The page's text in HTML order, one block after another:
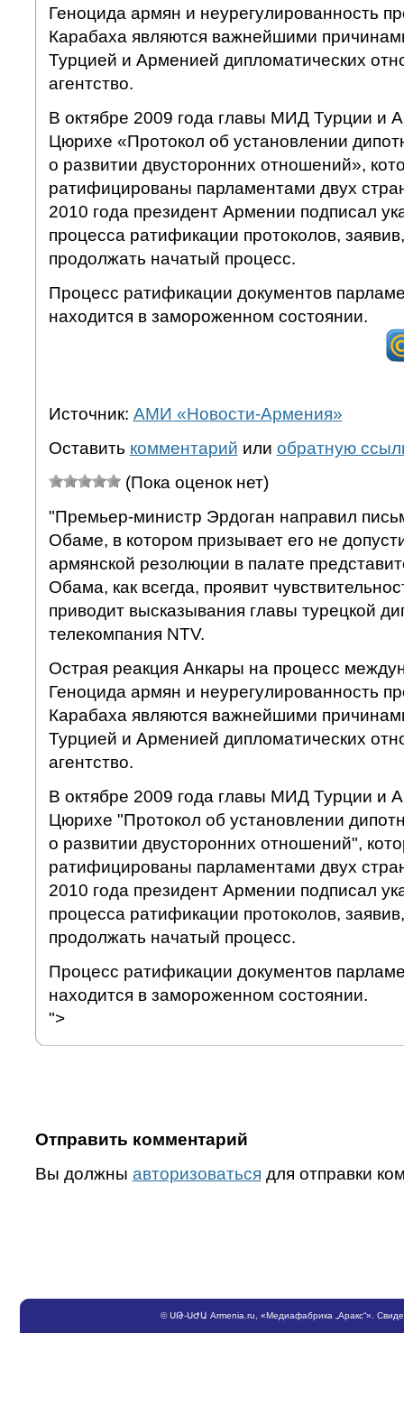
Геноцида армян и неурегулированность
Карабаха являются важнейшими
Турцией и Арменией дипломатических
агентство.
В октябре 2009 года главы МИД Турции и
Цюрихе «Протокол об установлении
о развитии двусторонних отношений»,
ратифицированы парламентами двух
2010 года президент Армении подписал
процесса ратификации протоколов,
продолжать начатый процесс.
Процесс ратификации документов
находится в замороженном состоянии.
Источник: АМИ «Новости-Армения»
Оставить комментарий или обратную
(Пока оценок нет)
"Премьер-министр Эрдоган направил
Обаме, в котором призывает его не
армянской резолюции в палате
Обама, как всегда, проявит
приводит высказывания главы турецкой
телекомпания NTV.
Острая реакция Анкары на процесс
Геноцида армян и неурегулированность
Карабаха являются важнейшими
Турцией и Арменией дипломатических
агентство.
В октябре 2009 года главы МИД Турции и
Цюрихе "Протокол об установлении
о развитии двусторонних отношений",
ратифицированы парламентами двух
2010 года президент Армении подписал
процесса ратификации протоколов,
продолжать начатый процесс.
Процесс ратификации документов
находится в замороженном состоянии.
">
Отправить комментарий
Вы должны авторизоваться для отправки
©ՍԹ-ՍԺԱ Armenia.ru , «Медиафабрика „Аракс“».